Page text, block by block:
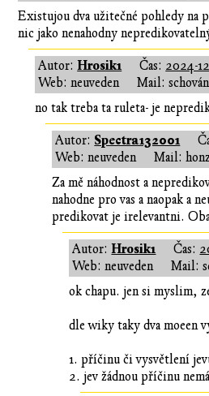
Existujou dva užitečné pohledy na
nic jako nenahodny
Autor:Hrosik1 Čas: 2024-
Web: neuveden
Mail: schován
no tak treba ta ruleta- je
Autor: Spectra132001
Web: neuveden
Mail:
Za mě náhodnost a
nahodne pro vas a naopak a
predikovat je irelevantni.
Autor:Hrosik1 Čas:
Web: neuveden
Mail:
ok chapu. jen si myslim,
dle wiky taky dva moeen
1. příčinu či vysvětlení
2. jev žádnou příčinu